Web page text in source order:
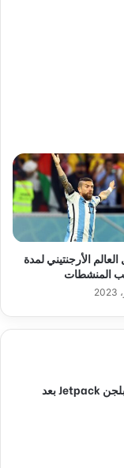
الأرجنتيني لمدة
المنشطات
مشكلة الدفع الإجباري في بلجن Jetpack بعد